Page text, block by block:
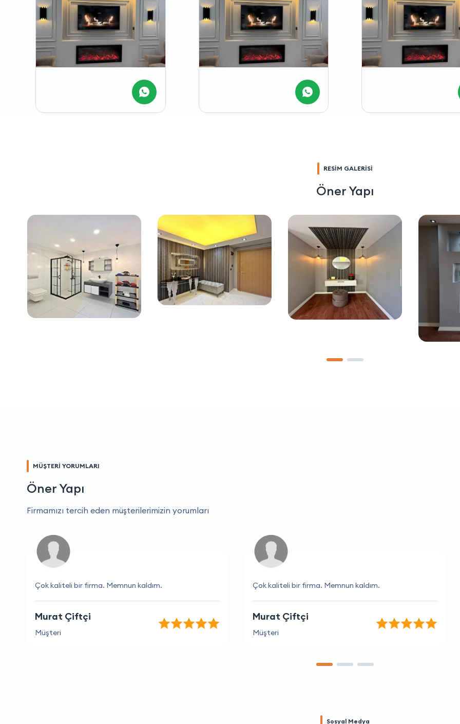
RESİM GALERİSİ
Öner Yapı
MÜŞTERİ YORUMLARI
Öner Yapı
Firmamızı tercih eden müşterilerimizin yorumları
Çok kaliteli bir firma. Memnun kaldım.
Murat Çiftçi
Müşteri
Çok kaliteli bir firma. Memnun kaldım.
Murat Çiftçi
Müşteri
Sosyal Medya